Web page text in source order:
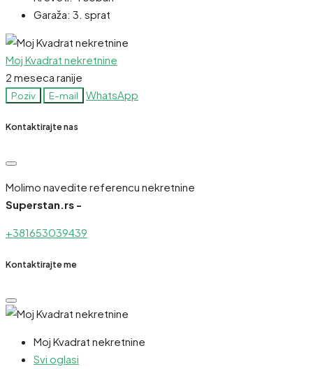
Garaža: 3. sprat
Moj Kvadrat nekretnine
2 meseca ranije
Poziv E-mail WhatsApp
Kontaktirajte nas
Molimo navedite referencu nekretnine
Superstan.rs -
+381653039439
Kontaktirajte me
Moj Kvadrat nekretnine
Svi oglasi